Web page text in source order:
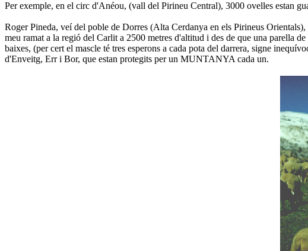
Per exemple, en el circ d'Anéou, (vall del Pirineu Central), 3000 ovelles estan
Roger Pineda, veí del poble de Dorres (Alta Cerdanya en els Pirineus
meu ramat a la regió del Carlit a 2500 metres d'altitud i des de que una parella
baixes, (per cert el mascle té tres esperons a cada pota del darrera, signe
d'Enveitg, Err i Bor, que estan protegits per un MUNTANYA cada un.